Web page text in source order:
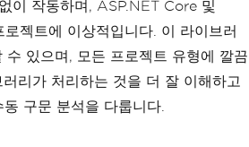
이 작동하며, ASP.NET Core 및
젝트에 이상적입니다. 이 라이브러
수 있으며, 모든 프로젝트 유형에 깔끔
리가 처리하는 것을 더 잘 이해하고
구문 분석을 다룹니다.